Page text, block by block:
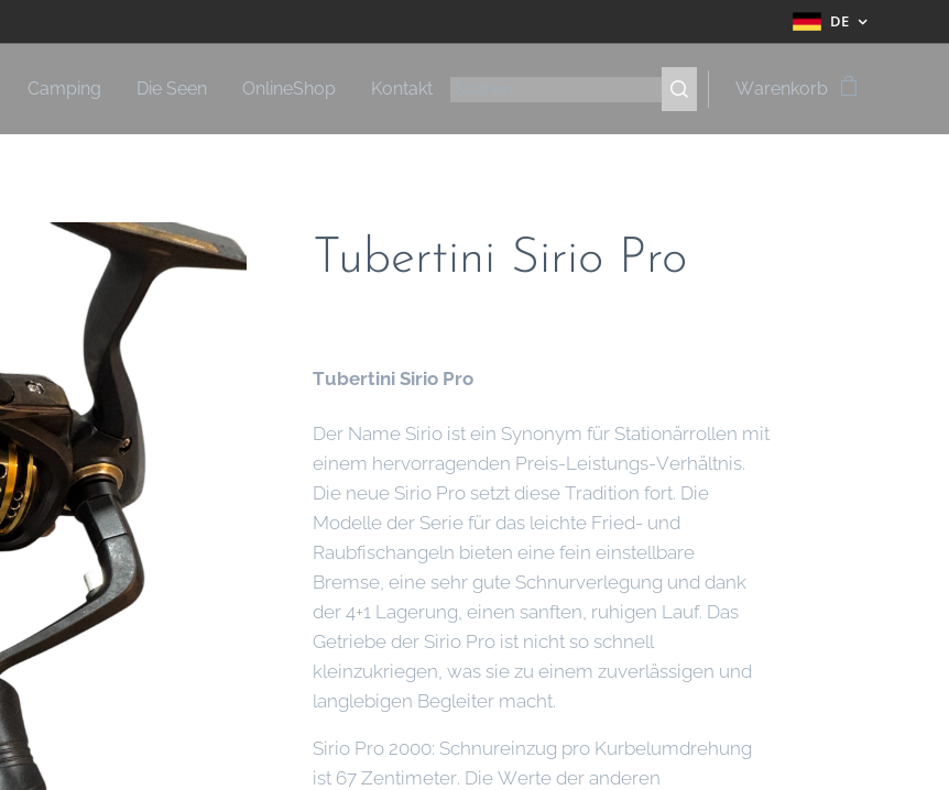
DE
Camping Die Seen OnlineShop Kontakt Warenkorb
Tubertini Sirio Pro
Tubertini Sirio Pro
Der Name Sirio ist ein Synonym für Stationärrollen mit
einem hervorragenden Preis-Leistungs-Verhältnis.
Die neue Sirio Pro setzt diese Tradition fort. Die
Modelle der Serie für das leichte Fried- und
Raubfischangeln bieten eine fein einstellbare
Bremse, eine sehr gute Schnurverlegung und dank
der 4+1 Lagerung, einen sanften, ruhigen Lauf. Das
Getriebe der Sirio Pro ist nicht so schnell
kleinzukriegen, was sie zu einem zuverlässigen und
langlebigen Begleiter macht.
Sirio Pro 2000: Schnureinzug pro Kurbelumdrehung
ist 67 Zentimeter. Die Werte der anderen